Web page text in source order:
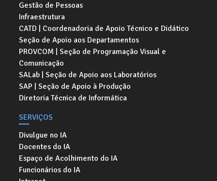
Gestão de Pessoas
Infraestrutura
CATD | Coordenadoria de Apoio Técnico e Didático
Seção de Apoio aos Departamentos
PROVCOM | Seção de Programação Visual e
Comunicação
SALab | Seção de Apoio aos Laboratórios
SAP | Seção de Apoio à Produção
Diretoria Técnica de Informática
SERVIÇOS
Divulgue no IA
Docentes do IA
Espaço de Acolhimento do IA
Funcionários do IA